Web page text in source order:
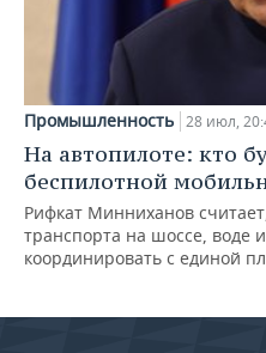
Промышленность 28 июл,
На автопилоте: кто
беспилотной
Рифкат Минниханов
транспорта на шоссе, воде
координировать с единой